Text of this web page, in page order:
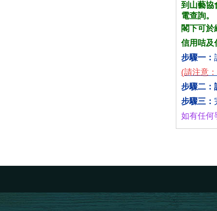
到山藝協
電查詢。
閣下可於
信用咭及
步驟一：
(請注意
步驟二：
步驟三：
如有任何